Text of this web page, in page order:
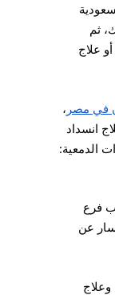
ثم
علاج
في مصر ،
انسداد
الدمعية:
فرع
عن